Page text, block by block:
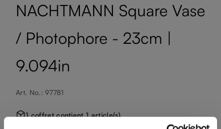
NACHTMANN Square Vase
/ Photophore - 23cm |
9.094in
Art. No.: 97781
1 coffret contient 1 article(s).